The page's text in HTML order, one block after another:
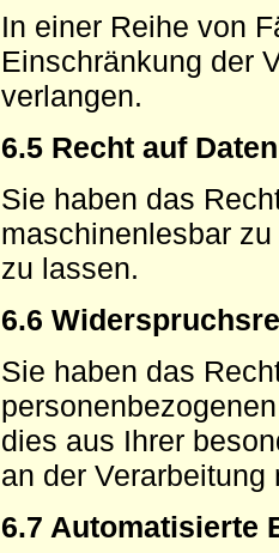
In einer Reihe von
Einschränkung der
verlangen.
6.5 Recht auf
Sie haben das
maschinenlesbar
zu lassen.
6.6
Sie haben das
dies aus Ihrer
an der
6.7 Automatisierte